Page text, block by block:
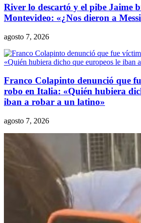
River lo descartó y el pibe Jaime
Montevideo: «¿Nos dieron a
agosto 7, 2026
Franco Colapinto denunció que
robo en Italia: «Quién hubiera
iban a robar a un latino»
agosto 7, 2026